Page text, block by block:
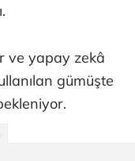
ve yapay zekâ
gümüşte